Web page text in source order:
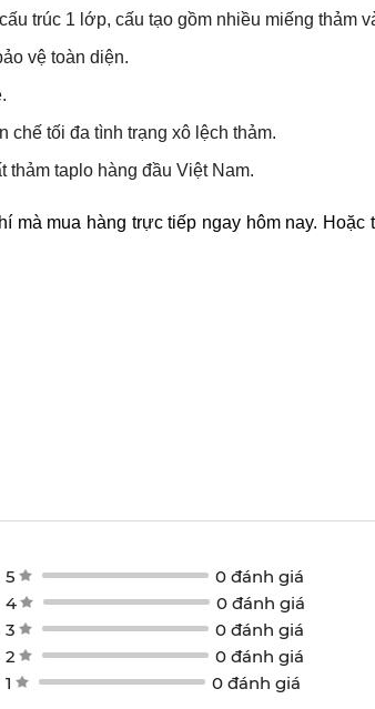
trúc 1 lớp, cấu tạo gồm nhiều miếng thảm
vệ toàn diện.
chế tối đa tình trạng xô lệch thảm.
taplo hàng đầu Việt Nam.
mà mua hàng trực tiếp ngay hôm nay. Hoặc
5
0 đánh giá
4
0 đánh giá
3
0 đánh giá
2
0 đánh giá
1
0 đánh giá